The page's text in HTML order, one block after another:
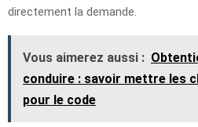
directement la demande.
Vous aimerez aussi :
conduire : savoir mettre les
pour le code